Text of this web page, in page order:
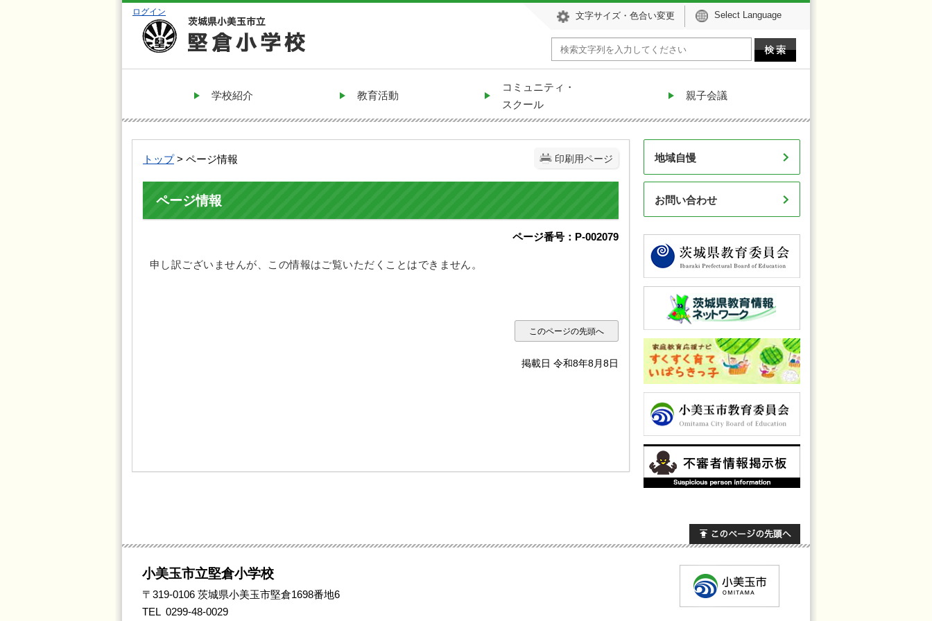
文字サイズ・色合い変更 Select Language
ログイン
学校紹介 教育活動
コミュニティ・
スクール
親子会議
印刷用ページ
トップ> ページ情報
ページ情報
ページ番号：P-002079
申し訳ございませんが、この情報はご覧いただくことはできません。
このページの先頭へ
掲載日 令和8年8月8日
地域自慢
お問い合わせ
小美玉市立堅倉小学校
〒319-0106 茨城県小美玉市堅倉1698番地6
TEL 0299-48-0029